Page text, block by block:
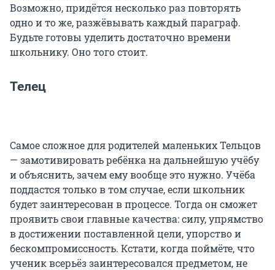
Возможно, придётся несколько раз повторять
одно и то же, разжёвывать каждый параграф.
Будьте готовы уделить достаточно времени
школьнику. Оно того стоит.
Телец
Самое сложное для родителей маленьких Тельцов
— замотивировать ребёнка на дальнейшую учёбу
и объяснить, зачем ему вообще это нужно. Учёба
поддастся только в том случае, если школьник
будет заинтересован в процессе. Тогда он сможет
проявить свои главные качества: силу, упрямство
в достижении поставленной цели, упорство и
бескомпромиссность. Кстати, когда поймёте, что
ученик всерьёз заинтересовался предметом, не